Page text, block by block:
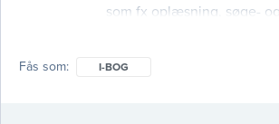
som fx oplæsning, søge-
internetadgang.
Fås som I-BOG